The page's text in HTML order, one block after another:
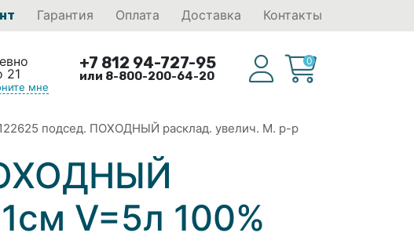
Гарантия Оплата Доставка Контакты
21
мне
+7 812 94-727-95
или 8-800-200-64-20
0
подсед. ПОХОДНЫЙ расклад. увелич. M. р-р
V=5л 100%